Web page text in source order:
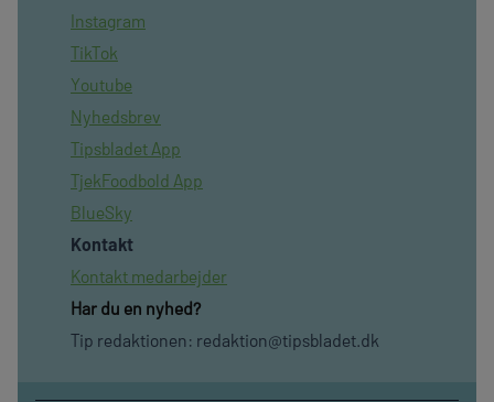
Instagram
TikTok
Youtube
Nyhedsbrev
Tipsbladet App
TjekFoodbold App
BlueSky
Kontakt
Kontakt medarbejder
Har du en nyhed?
Tip redaktionen: redaktion@tipsbladet.dk